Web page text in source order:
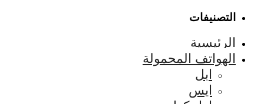
التصنيفات
الرئيسية
الهواتف المحمولة
ابل
ايس